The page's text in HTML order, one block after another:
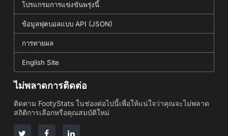
โปรแกรมการแข่งขันพรุ่งนี้
ข้อมูลฟุตบอลแบบ API (JSON)
การทายผล
English Site
ไม่พลาดการติดต่อ
ติดตาม FootyStats ในช่องต่อไปนี้เพื่อให้แน่ใจว่าคุณจะไม่พลาด
สถิติการเลือกหรือคุณสมบัติใหม่